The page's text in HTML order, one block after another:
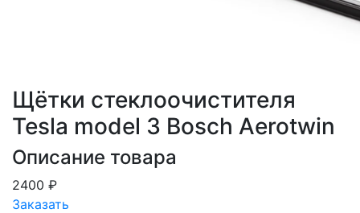
Щётки стеклоочистителя
Tesla model 3 Bosch Aerotwin
Описание товара
2400 ₽
Заказать